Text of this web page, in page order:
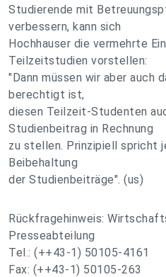
Studierende mit
verbessern, kann sich
Hochhauser die vermehrte
Teilzeitstudien vorstellen:
"Dann müssen wir aber auch
berechtigt ist,
diesen Teilzeit-Studenten
Studienbeitrag in Rechnung
zu stellen. Prinzipiell spricht
Beibehaltung
der Studienbeiträge". (us)
Rückfragehinweis:
Presseabteilung
Tel.: (++43-1) 50105-4161
Fax: (++43-1) 50105-263